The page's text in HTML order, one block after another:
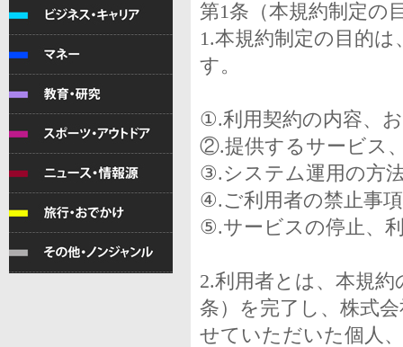
第1条（本規約制定の
1.本規約制定の目的
す。
①.利用契約の内容、
②.提供するサービス
③.システム運用の方
④.ご利用者の禁止事
⑤.サービスの停止、
2.利用者とは、本規
条）を完了し、株式
せていただいた個人